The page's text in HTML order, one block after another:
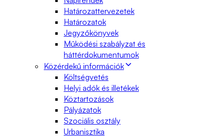
Határozattervezetek
Határozatok
Jegyzőkönyvek
Működési szabályzat és
háttérdokumentumok
Közérdekű információk
Költségvetés
Helyi adók és illetékek
Köztartozások
Pályázatok
Szociális osztály
Urbanisztika